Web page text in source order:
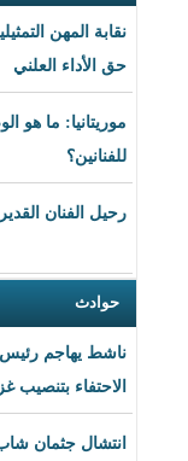
نقابة المهن
حق الأداء العلني
موريتانيا: ما هو
للفنانين؟
رحيل الفنان
حوادث
ناشط يهاجم رئيس
الاحتفاء بتنصيب
انتشال جثمان